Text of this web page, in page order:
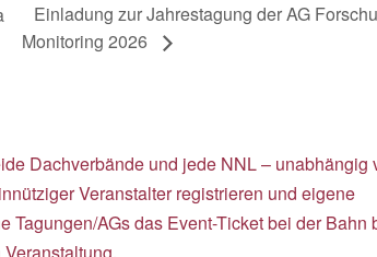
Einladung zur Jahrestagung der AG
Monitoring 2026
Dachverbände und jede NNL – unabhängig
Veranstalter registrieren und eigene
AGs das Event-Ticket bei der Bahn